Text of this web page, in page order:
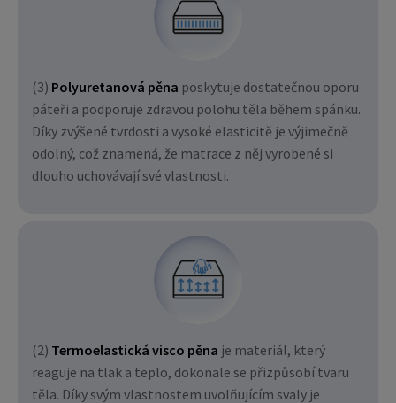
(3) Polyuretanová pěna poskytuje dostatečnou oporu
páteři a podporuje zdravou polohu těla během spánku.
Díky zvýšené tvrdosti a vysoké elasticitě je výjimečně
odolný, což znamená, že matrace z něj vyrobené si
dlouho uchovávají své vlastnosti.
(2) Termoelastická visco pěna je materiál, který
reaguje na tlak a teplo, dokonale se přizpůsobí tvaru
těla. Díky svým vlastnostem uvolňujícím svaly je